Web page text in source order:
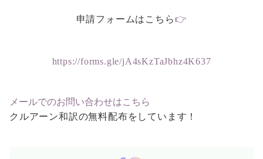
申請フォームはこちら👉
https://forms.gle/jA4sKzTaJbhz4K637
メールでのお問い合わせはこちら
クルアーン和訳の無料配布をしています！